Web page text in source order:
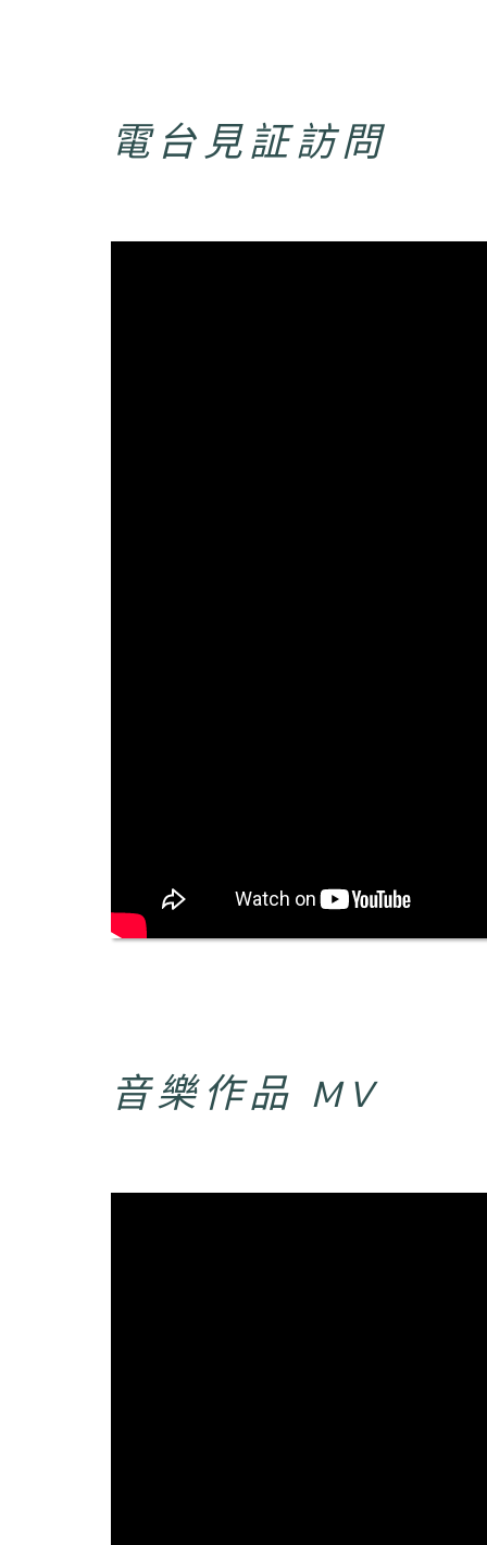
電台見証訪問
音樂作品 MV